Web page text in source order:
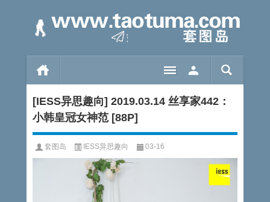
[IESS异思趣向] 2019.03.14 丝享家442：
小韩皇冠女神范 [88P]
套图岛 IESS异思趣向 03-16